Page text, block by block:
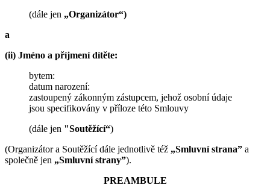
(dále jen „Organizátor“)
a
(ii) Jméno a příjmení dítěte:
bytem:
datum narození:
zastoupený zákonným zástupcem, jehož osobní údaje
jsou specifikovány v příloze této Smlouvy
(dále jen "Soutěžící“)
(Organizátor a Soutěžící dále jednotlivě též „Smluvní strana” a
společně jen „Smluvní strany”).
PREAMBULE